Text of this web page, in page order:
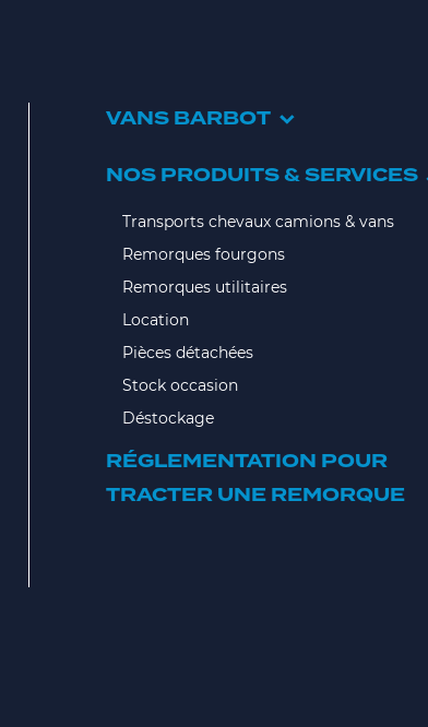
VANS BARBOT
NOS PRODUITS & SERVICES
Transports chevaux camions & vans
Remorques fourgons
Remorques utilitaires
Location
Pièces détachées
Stock occasion
Déstockage
RÉGLEMENTATION POUR
TRACTER UNE REMORQUE